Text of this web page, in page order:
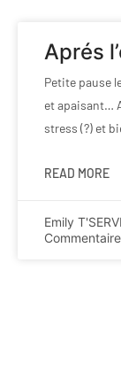
Aprés
Petite pause
et apaisant…
stress (?) et
READ MORE
Emily
Commentaire